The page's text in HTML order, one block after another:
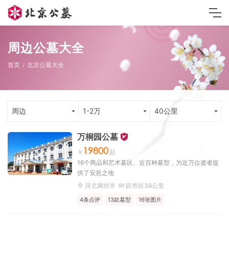
周边公墓大全
首页 北京公墓大全
周边 1-2万 40公里
万桐园公墓
19800
16个商品和艺术墓区、近百种墓型，为近万位逝者提
供了安息之地
河北廊坊市
距市区38公里
4条点评 13款墓型 16张图片